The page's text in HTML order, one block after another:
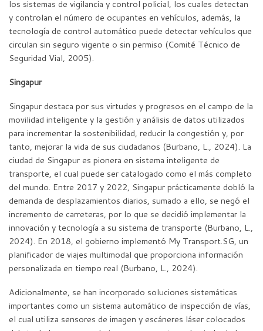
los sistemas de vigilancia y control policial, los cuales detectan
y controlan el número de ocupantes en vehículos, además, la
tecnología de control automático puede detectar vehículos que
circulan sin seguro vigente o sin permiso (Comité Técnico de
Seguridad Vial, 2005).
Singapur
Singapur destaca por sus virtudes y progresos en el campo de la
movilidad inteligente y la gestión y análisis de datos utilizados
para incrementar la sostenibilidad, reducir la congestión y, por
tanto, mejorar la vida de sus ciudadanos (Burbano, L., 2024). La
ciudad de Singapur es pionera en sistema inteligente de
transporte, el cual puede ser catalogado como el más completo
del mundo. Entre 2017 y 2022, Singapur prácticamente dobló la
demanda de desplazamientos diarios, sumado a ello, se negó el
incremento de carreteras, por lo que se decidió implementar la
innovación y tecnología a su sistema de transporte (Burbano, L.,
2024). En 2018, el gobierno implementó My Transport.SG, un
planificador de viajes multimodal que proporciona información
personalizada en tiempo real (Burbano, L., 2024).
Adicionalmente, se han incorporado soluciones sistemáticas
importantes como un sistema automático de inspección de vías,
el cual utiliza sensores de imagen y escáneres láser colocados